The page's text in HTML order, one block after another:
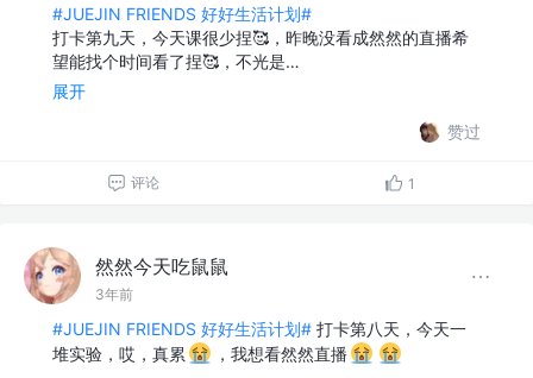
#JUEJIN FRIENDS 好好生活计划#
打卡第九天，今天课很少捏🥰，昨晚没看成然然的直播希
望能找个时间看了捏🥰，不光是…
展开
赞过
评论 1
然然今天吃鼠鼠
3年前
#JUEJIN FRIENDS 好好生活计划# 打卡第八天，今天一
堆实验，哎，真累
，我想看然然直播